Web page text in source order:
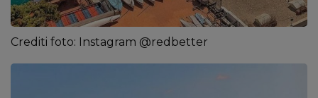
Crediti foto: Instagram @redbetter